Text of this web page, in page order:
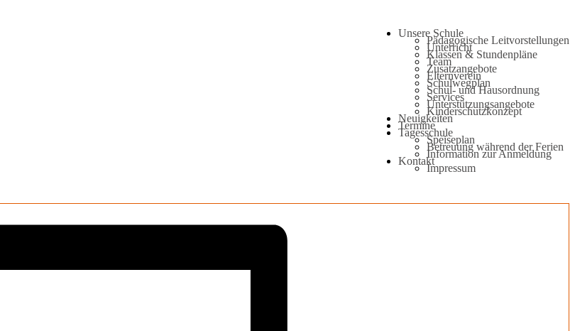
Unsere Schule
Pädagogische Leitvorstellungen
Unterricht
Klassen & Stundenpläne
Team
Zusatzangebote
Elternverein
Schulwegplan
Schul- und Hausordnung
Services
Unterstützungsangebote
Kinderschutzkonzept
Neuigkeiten
Termine
Tagesschule
Speiseplan
Betreuung während der Ferien
Information zur Anmeldung
Kontakt
Impressum